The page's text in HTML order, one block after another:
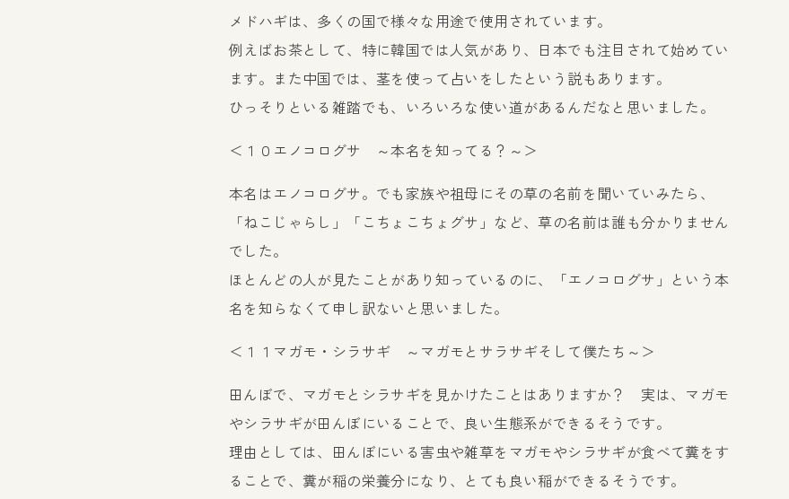
メドハギは、多くの国で様々な用途で使用されています。
例えばお茶として、特に韓国では人気があり、日本でも注目されて始めてい
ます。また中国では、茎を使って占いをしたという説もあります。
ひっそりといる雑踏でも、いろいろな使い道があるんだなと思いました。
＜１０エノコログサ ～本名を知ってる？～＞
本名はエノコログサ。でも家族や祖母にその草の名前を聞いていみたら、
「ねこじゃらし」「こちょこちょグサ」など、草の名前は誰も分かりません
でした。
ほとんどの人が見たことがあり知っているのに、「エノコログサ」という本
名を知らなくて申し訳ないと思いました。
＜１１マガモ・シラサギ ～マガモとサラサギそして僕たち～＞
田んぼで、マガモとシラサギを見かけたことはありますか？ 実は、マガモ
やシラサギが田んぼにいることで、良い生態系ができるそうです。
理由としては、田んぼにいる害虫や雑草をマガモやシラサギが食べて糞をす
ることで、糞が稲の栄養分になり、とても良い稲ができるそうです。